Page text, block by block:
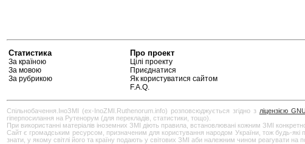
Статистика
За країною
За мовою
За рубрикою
Про проект
Цілі проекту
Приєднатися
Як користуватися сайтом
F.A.Q.
Спільнобачення.ІноЗМІ (ex-InoZMI.Ruthenorum.info) розповсюджується згідно з ліцензією
гіперпосилання на Рутенорум (для перекладів, статистики, тощо).
При використанні матеріалів іноземних ЗМІ діють правила, встановлювані кожним ЗМІ
Сайт є громадським ресурсом, призначеним для користування народом України, тож будь-які
знати, у якому світлі його та країну подають у світових ЗМІ аби належним чином реагувати на